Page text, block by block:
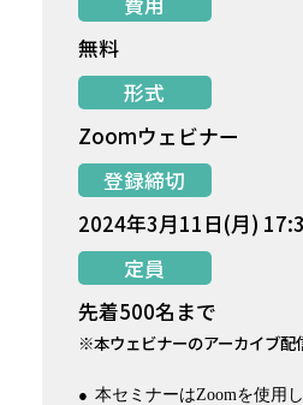
無料
形式
Zoomウェビナー
登録締切
2024年3月11日(月)
定員
先着500名まで
※本ウェビナーのアーカイブ配
本セミナーはZoomを使用